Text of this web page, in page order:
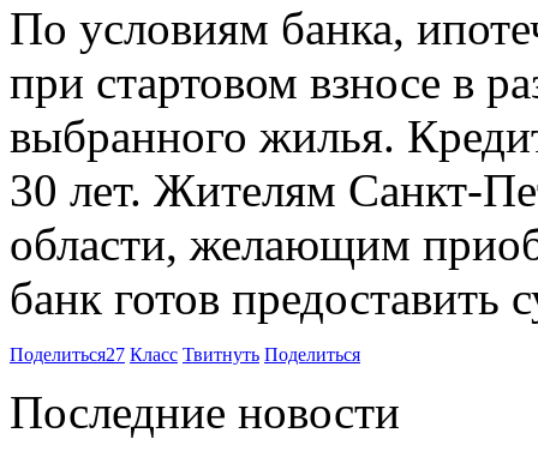
По условиям банка,
при стартовом взносе в
выбранного жилья.
30 лет. Жителям Санкт-
области, желающим
банк готов
Поделиться27 Класс Твитнуть Поделиться
Последние новости